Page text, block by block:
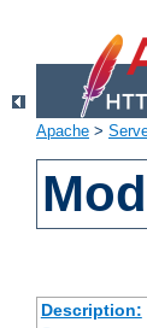
Apache >
Description: